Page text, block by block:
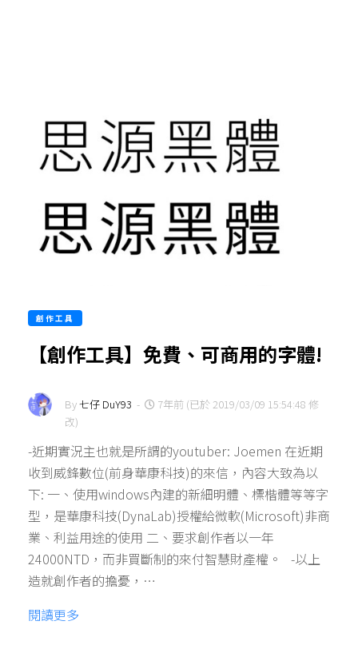
創作工具
【創作工具】免費、可商用的字體!
By七仔 DuY93 -
7年前 (已於 2019/03/09 15:54:48 修
改)
-近期實況主也就是所謂的youtuber: Joemen 在近期
收到威鋒數位(前身華康科技)的來信，內容大致為以
下: 一、使用windows內建的新細明體、標楷體等等字
型，是華康科技(DynaLab)授權給微軟(Microsoft)非商
業、利益用途的使用 二、要求創作者以一年
24000NTD，而非買斷制的來付智慧財產權。 -以上
造就創作者的擔憂，…
閱讀更多